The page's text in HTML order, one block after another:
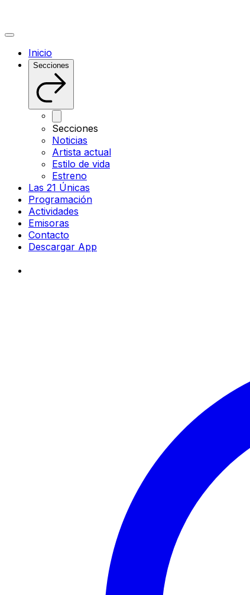
Inicio
Secciones
Secciones
Noticias
Artista actual
Estilo de vida
Estreno
Las 21 Únicas
Programación
Actividades
Emisoras
Contacto
Descargar App